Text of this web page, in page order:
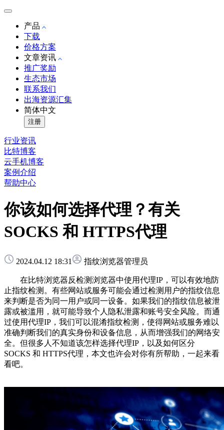
产品
下载
价格方案
文章资讯
推广奖励
生态市场
联系我们
出海资源汇集
简体中文
注册
行业资讯
比特博客
云手机博客
案例介绍
帮助中心
你该如何选择代理？有关
SOCKS 和 HTTPS代理
2024.04.12 18:31 指纹浏览器管理员
在比特浏览器反检测浏览器中使用代理IP，可以有效地防
止指纹检测。有些网站或服务可能会通过检测用户的指纹信息
来判断是否为同一用户或同一设备。如果我们的指纹信息被泄
露或被滥用，就可能导致个人隐私泄露和账号安全风险。而通
过使用代理IP，我们可以混淆指纹检测，使得网站或服务难以
准确判断我们的真实身份和设备信息，从而增强我们的网络安
全。但很多人不知道该怎样选择代理IP，以及如何区分
SOCKS 和 HTTPS代理，本文也许会对你有所帮助，一起来看
看吧。